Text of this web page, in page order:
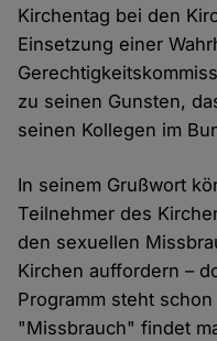
Kirchentag bei den
Einsetzung einer
zu seinen Gunsten,
seinen Kollegen im
In seinem Grußwort
Teilnehmer des
den sexuellen
Kirchen auffordern –
Programm steht
"Missbrauch" findet